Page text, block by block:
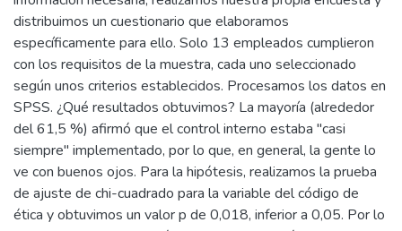
distribuimos un cuestionario que elaboramos
específicamente para ello. Solo 13 empleados cumplieron
con los requisitos de la muestra, cada uno seleccionado
según unos criterios establecidos. Procesamos los datos en
SPSS. ¿Qué resultados obtuvimos? La mayoría (alrededor
del 61,5 %) afirmó que el control interno estaba "casi
siempre" implementado, por lo que, en general, la gente lo
ve con buenos ojos. Para la hipótesis, realizamos la prueba
de ajuste de chi-cuadrado para la variable del código de
ética y obtuvimos un valor p de 0,018, inferior a 0,05. Por lo